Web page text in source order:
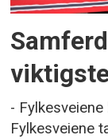
-
Fylkesveiene